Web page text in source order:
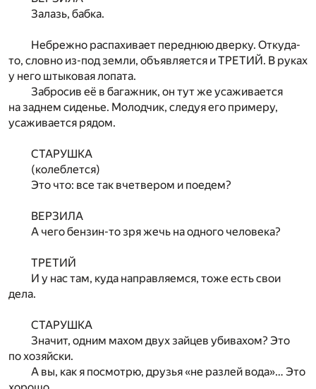
Залазь, бабка.
Небрежно распахивает переднюю дверку. Откуда-
то, словно из-под земли, объявляется и ТРЕТИЙ. В руках
у него штыковая лопата.
Забросив её в багажник, он тут же усаживается
на заднем сиденье. Молодчик, следуя его примеру,
усаживается рядом.
СТАРУШКА
(колеблется)
Это что: все так вчетвером и поедем?
ВЕРЗИЛА
А чего бензин-то зря жечь на одного человека?
ТРЕТИЙ
И у нас там, куда направляемся, тоже есть свои
дела.
СТАРУШКА
Значит, одним махом двух зайцев убивахом? Это
по хозяйски.
А вы, как я посмотрю, друзья «не разлей вода»… Это